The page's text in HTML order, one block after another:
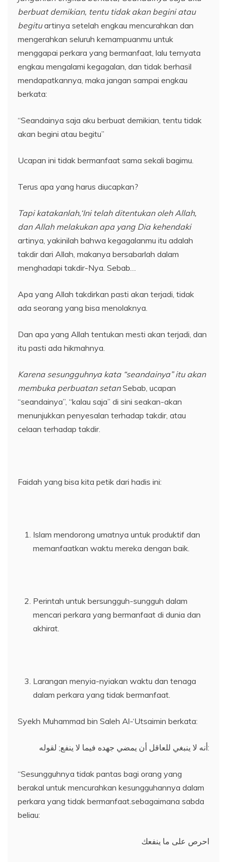
berbuat demikian, tentu tidak akan begini atau
begituartinya setelah engkau mencurahkan dan
mengerahkan seluruh kemampuanmu untuk
menggapai perkara yang bermanfaat, lalu ternyata
engkau mengalami kegagalan, dan tidak berhasil
mendapatkannya, maka jangan sampai engkau
berkata:
“Seandainya saja aku berbuat demikian, tentu tidak
akan begini atau begitu”
Ucapan ini tidak bermanfaat sama sekali bagimu.
Terus apa yang harus diucapkan?
Tapi katakanlah,‘Ini telah ditentukan oleh Allah,
dan Allah melakukan apa yang Dia kehendaki
artinya, yakinilah bahwa kegagalanmu itu adalah
takdir dari Allah, makanya bersabarlah dalam
menghadapi takdir-Nya. Sebab…
Apa yang Allah takdirkan pasti akan terjadi, tidak
ada seorang yang bisa menolaknya.
Dan apa yang Allah tentukan mesti akan terjadi, dan
itu pasti ada hikmahnya.
Karena sesungguhnya kata “seandainya” itu akan
membuka perbuatan setanSebab, ucapan
“seandainya”, “kalau saja” di sini seakan-akan
menunjukkan penyesalan terhadap takdir, atau
celaan terhadap takdir.
Faidah yang bisa kita petik dari hadis ini:
Islam mendorong umatnya untuk produktif dan
memanfaatkan waktu mereka dengan baik.
Perintah untuk bersungguh-sungguh dalam
mencari perkara yang bermanfaat di dunia dan
akhirat.
Larangan menyia-nyiakan waktu dan tenaga
dalam perkara yang tidak bermanfaat.
Syekh Muhammad bin Saleh Al-‘Utsaimin berkata:
أنه لا ينبغي للعاقل أن يمضي جهده فيما لا ينفع; لقوله:
“Sesungguhnya tidak pantas bagi orang yang
berakal untuk mencurahkan kesungguhannya dalam
perkara yang tidak bermanfaat.sebagaimana sabda
beliau:
احرص على ما ينفعك